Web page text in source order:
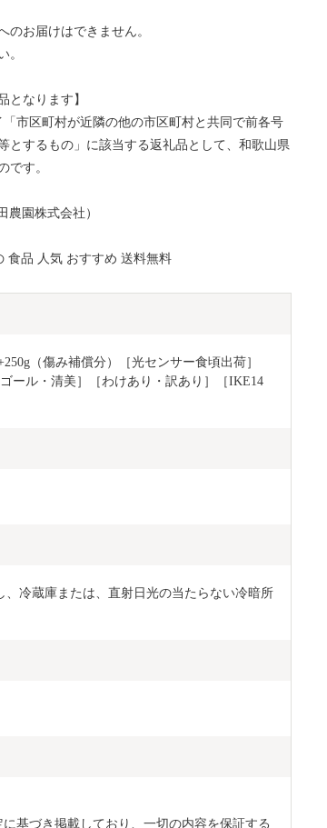
お届けはできません。
。
となります】
市区町村が近隣の他の市区町村と共同で前各号
とするもの」に該当する返礼品として、和歌山県
です。
農園株式会社）
食品 人気 おすすめ 送料無料
（傷み補償分）［光センサー食頃出荷］
ール・清美］［わけあり・訳あり］［IKE14
冷蔵庫または、直射日光の当たらない冷暗所
基づき掲載しており、一切の内容を保証する